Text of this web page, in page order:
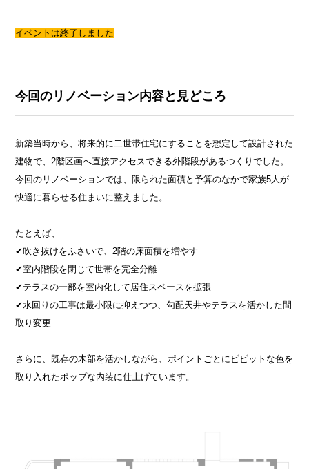
イベントは終了しました
今回のリノベーション内容と見どころ
新築当時から、将来的に二世帯住宅にすることを想定して設計された
建物で、2階区画へ直接アクセスできる外階段があるつくりでした。
今回のリノベーションでは、限られた面積と予算のなかで家族5人が
快適に暮らせる住まいに整えました。
たとえば、
✔︎吹き抜けをふさいで、2階の床面積を増やす
✔︎室内階段を閉じて世帯を完全分離
✔︎テラスの一部を室内化して居住スペースを拡張
✔︎水回りの工事は最小限に抑えつつ、勾配天井やテラスを活かした間
取り変更
さらに、既存の木部を活かしながら、ポイントごとにビビットな色を
取り入れたポップな内装に仕上げています。